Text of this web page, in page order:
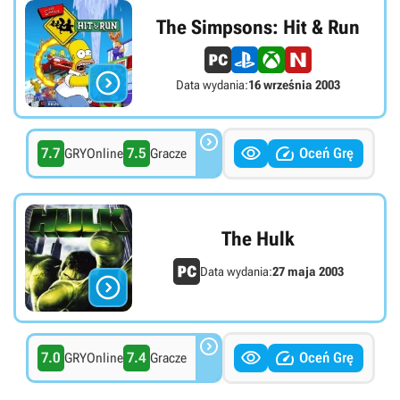

The Simpsons: Hit & Run
Data wydania:16 września 2003
7.7 GRYOnline 7.5 Gracze    Oceń Grę

The Hulk
Data wydania:27 maja 2003
7.0 GRYOnline 7.4 Gracze    Oceń Grę